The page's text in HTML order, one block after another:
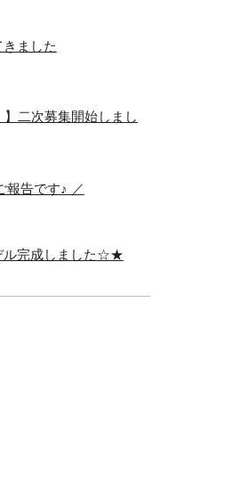
ました
】二次募集開始しまし
報告です♪ ／
完成しました☆★